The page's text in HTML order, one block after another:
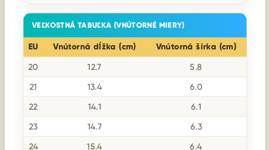
VEĽKOSTNÁ TABUĽKA (VNÚTORNÉ MIERY)
EU Vnútorná dĺžka (cm) Vnútorná šírka (cm)
20 12.7 5.8
21 13.4 6.0
22 14.1 6.1
23 14.7 6.3
24 15.4 6.4